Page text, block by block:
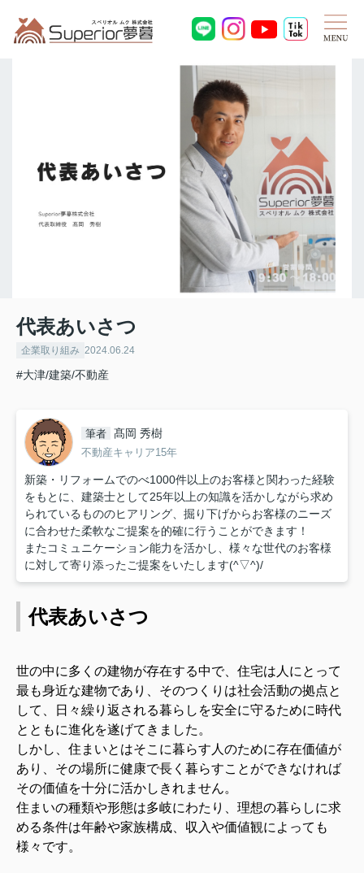
代表あいさつ
企業取り組み 2024.06.24
#大津/建築/不動産
筆者 髙岡 秀樹
不動産キャリア15年
新築・リフォームでのべ1000件以上のお客様と関わった経験
をもとに、建築士として25年以上の知識を活かしながら求め
られているもののヒアリング、掘り下げからお客様のニーズ
に合わせた柔軟なご提案を的確に行うことができます！
またコミュニケーション能力を活かし、様々な世代のお客様
に対して寄り添ったご提案をいたします(^▽^)/
代表あいさつ
世の中に多くの建物が存在する中で、住宅は人にとって
最も身近な建物であり、そのつくりは社会活動の拠点と
して、日々繰り返される暮らしを安全に守るために時代
とともに進化を遂げてきました。
しかし、住まいとはそこに暮らす人のために存在価値が
あり、その場所に健康で⻑く暮らすことができなければ
その価値を十分に活かしきれません。
住まいの種類や形態は多岐にわたり、理想の暮らしに求
める条件は年齢や家族構成、収入や価値観によっても
様々です。